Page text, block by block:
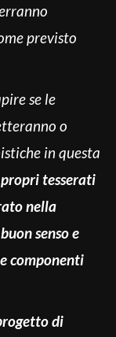
previsto
se le
o
in questa
tesserati
nella
senso e
componenti
di